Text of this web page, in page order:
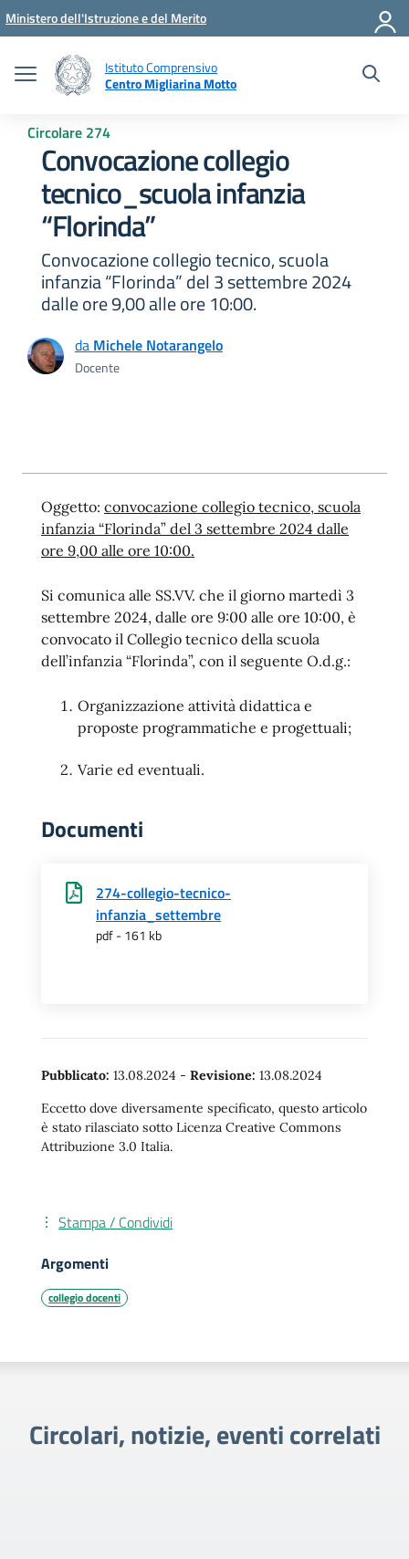
Vai ai contenuti
Vai al menu di navigazione
Vai al footer
Ministero dell'Istruzione e del Merito
Istituto Comprensivo
Centro Migliarina Motto
Circolare 274
Convocazione collegio
tecnico_scuola infanzia
“Florinda”
Convocazione collegio tecnico, scuola
infanzia “Florinda” del 3 settembre 2024
dalle ore 9,00 alle ore 10:00.
da Michele Notarangelo
Docente
Oggetto: convocazione collegio tecnico, scuola
infanzia “Florinda” del 3 settembre 2024 dalle
ore 9,00 alle ore 10:00.
Si comunica alle SS.VV. che il giorno martedì 3
settembre 2024, dalle ore 9:00 alle ore 10:00, è
convocato il Collegio tecnico della scuola
dell’infanzia “Florinda”, con il seguente O.d.g.:
Organizzazione attività didattica e
proposte programmatiche e progettuali;
Varie ed eventuali.
Documenti
274-collegio-tecnico-
infanzia_settembre
pdf - 161 kb
Pubblicato: 13.08.2024 - Revisione: 13.08.2024
Eccetto dove diversamente specificato, questo articolo
è stato rilasciato sotto Licenza Creative Commons
Attribuzione 3.0 Italia.
Stampa / Condividi
Argomenti
collegio docenti
Circolari, notizie, eventi correlati